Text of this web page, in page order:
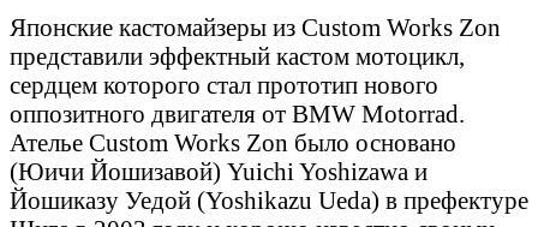
Японские кастомайзеры из Custom Works Zon
представили эффектный кастом мотоцикл,
сердцем которого стал прототип нового
оппозитного двигателя от BMW Motorrad.
Ателье Custom Works Zon было основано
(Юичи Йошизавой) Yuichi Yoshizawa и
Йошиказу Уедой (Yoshikazu Ueda) в префектуре